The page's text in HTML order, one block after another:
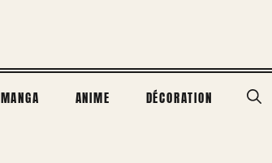
MANGA ANIME DÉCORATION